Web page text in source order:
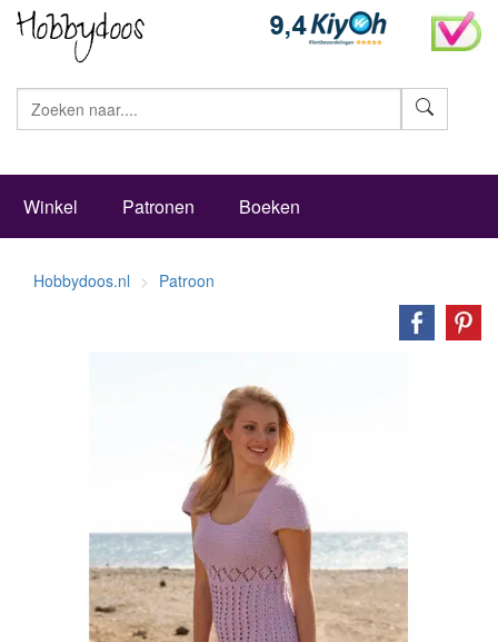
Winkel Patronen Boeken
Hobbydoos.nl Patroon